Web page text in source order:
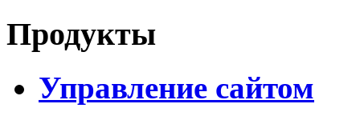
Продукты
Управление сайтом